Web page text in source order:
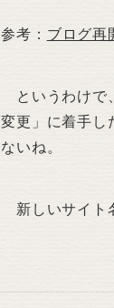
参考： ブログ再
というわけで
変更」に着手し
ないね。
新しいサイト